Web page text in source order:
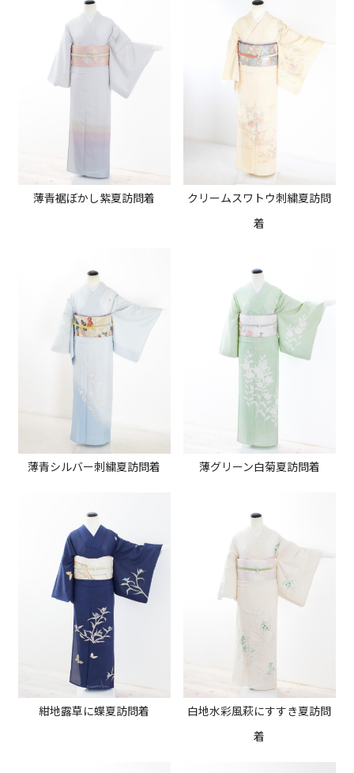
薄青裾ぼかし紫夏訪問着
クリームスワトウ刺繍夏訪問
着
薄青シルバー刺繍夏訪問着 薄グリーン白菊夏訪問着
紺地露草に蝶夏訪問着
白地水彩風萩にすすき夏訪問
着